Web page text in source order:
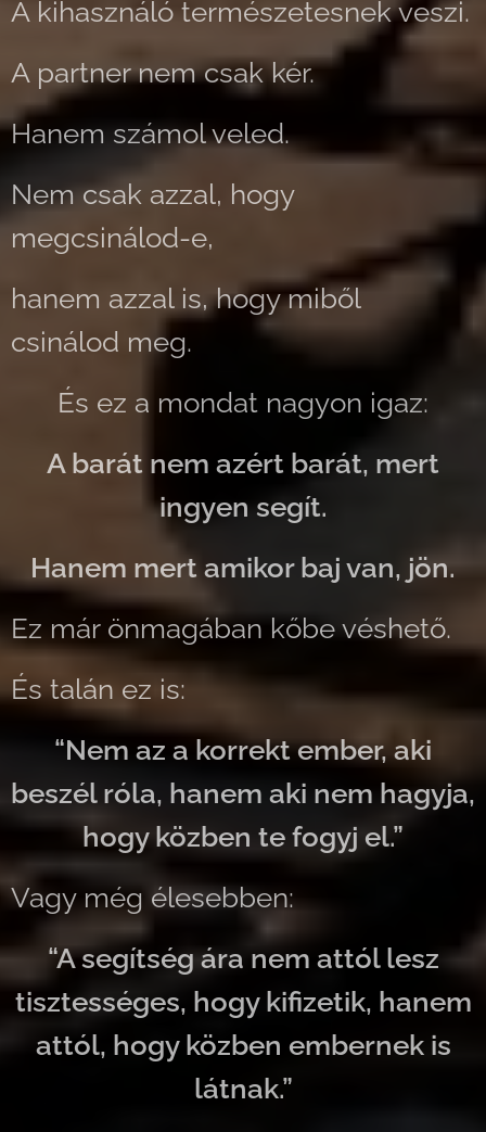
A kihasználó természetesnek veszi.
A partner nem csak kér.
Hanem számol veled.
Nem csak azzal, hogy
megcsinálod-e,
hanem azzal is, hogy miből
csinálod meg.
És ez a mondat nagyon igaz:
A barát nem azért barát, mert
ingyen segít.
Hanem mert amikor baj van, jön.
Ez már önmagában kőbe véshető.
És talán ez is:
“Nem az a korrekt ember, aki
beszél róla, hanem aki nem hagyja,
hogy közben te fogyj el.”
Vagy még élesebben:
“A segítség ára nem attól lesz
tisztességes, hogy kifizetik, hanem
attól, hogy közben embernek is
látnak.”